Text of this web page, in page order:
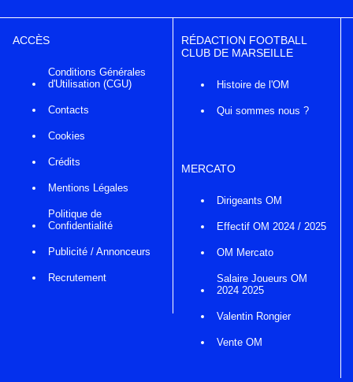
ACCÈS
Conditions Générales
d'Utilisation (CGU)
Contacts
Cookies
Crédits
Mentions Légales
Politique de
Confidentialité
Publicité / Annonceurs
Recrutement
RÉDACTION FOOTBALL
CLUB DE MARSEILLE
Histoire de l'OM
Qui sommes nous ?
MERCATO
Dirigeants OM
Effectif OM 2024 / 2025
OM Mercato
Salaire Joueurs OM
2024 2025
Valentin Rongier
Vente OM